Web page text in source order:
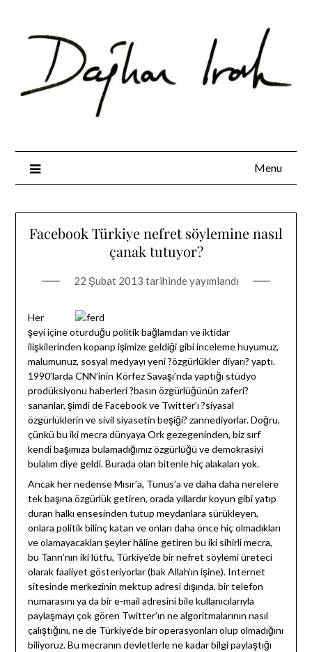
content
Menu
Facebook Türkiye nefret söylemine nasıl
çanak tutuyor?
22 Şubat 2013 tarihinde yayımlandı
Her
şeyi içine oturduğu politik bağlamdan ve iktidar
ilişkilerinden koparıp işimize geldiği gibi inceleme huyumuz,
malumunuz, sosyal medyayı yeni ?özgürlükler diyarı? yaptı.
1990’larda CNN’inin Körfez Savaşı’nda yaptığı stüdyo
prodüksiyonu haberleri ?basın özgürlüğünün zaferi?
sananlar, şimdi de Facebook ve Twitter’ı ?siyasal
özgürlüklerin ve sivil siyasetin beşiği? zannediyorlar. Doğru,
çünkü bu iki mecra dünyaya Ork gezegeninden, biz sırf
kendi başımıza bulamadığımız özgürlüğü ve demokrasiyi
bulalım diye geldi. Burada olan bitenle hiç alakaları yok.
Ancak her nedense Mısır’a, Tunus’a ve daha daha nerelere
tek başına özgürlük getiren, orada yıllardır koyun gibi yatıp
duran halkı ensesinden tutup meydanlara sürükleyen,
onlara politik bilinç katan ve onları daha önce hiç olmadıkları
ve olamayacakları şeyler hâline getiren bu iki sihirli mecra,
bu Tanrı’nın iki lütfu, Türkiye’de bir nefret söylemi üreteci
olarak faaliyet gösteriyorlar (bak Allah’ın işine). Internet
sitesinde merkezinin mektup adresi dışında, bir telefon
numarasını ya da bir e-mail adresini bile kullanıcılarıyla
paylaşmayı çok gören Twitter’ın ne algoritmalarının nasıl
çalıştığını, ne de Türkiye’de bir operasyonları olup olmadığını
biliyoruz. Bu mecranın devletlerle ne kadar bilgi paylaştığı